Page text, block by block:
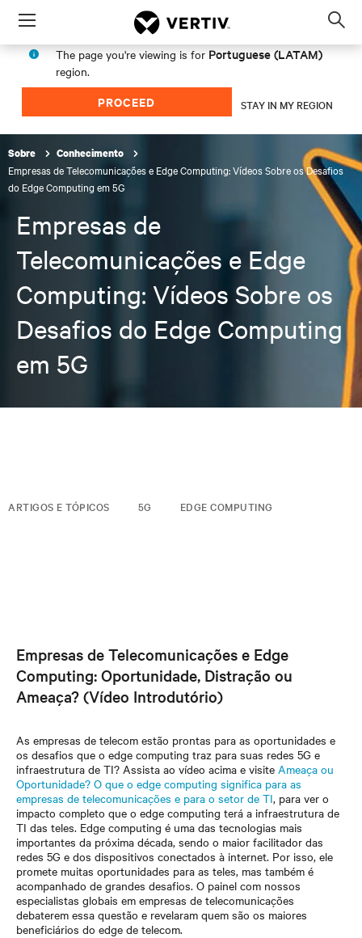
Menu
The page you're viewing is for Portuguese (LATAM)
region.
PROCEED STAY IN MY REGION
Sobre Conhecimento
Empresas de Telecomunicações e Edge Computing: Vídeos Sobre os Desafios
do Edge Computing em 5G
Empresas de
Telecomunicações e Edge
Computing: Vídeos Sobre os
Desafios do Edge Computing
em 5G
ARTIGOS E TÓPICOS 5G EDGE COMPUTING
Empresas de Telecomunicações e Edge
Computing: Oportunidade, Distração ou
Ameaça? (Vídeo Introdutório)
As empresas de telecom estão prontas para as oportunidades e
os desafios que o edge computing traz para suas redes 5G e
infraestrutura de TI? Assista ao vídeo acima e visite Ameaça ou
Oportunidade? O que o edge computing significa para as
empresas de telecomunicações e para o setor de TI, para ver o
impacto completo que o edge computing terá a infraestrutura de
TI das teles. Edge computing é uma das tecnologias mais
importantes da próxima década, sendo o maior facilitador das
redes 5G e dos dispositivos conectados à internet. Por isso, ele
promete muitas oportunidades para as teles, mas também é
acompanhado de grandes desafios. O painel com nossos
especialistas globais em empresas de telecomunicações
debaterem essa questão e revelaram quem são os maiores
beneficiários do edge de telecom.